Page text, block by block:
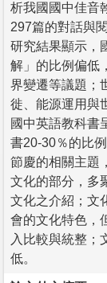
析我國國中佳音
297篇的對話與
研究結果顯示，
解」的比例偏低
界變遷等議題；
徙、能源運用與
國中英語教科書
書20-30％的比
節慶的相關主題
文化的部分，多
文化之介紹；文
會的文化特色，
入比較與統整；
低。